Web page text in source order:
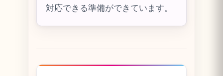
対応できる準備ができています。